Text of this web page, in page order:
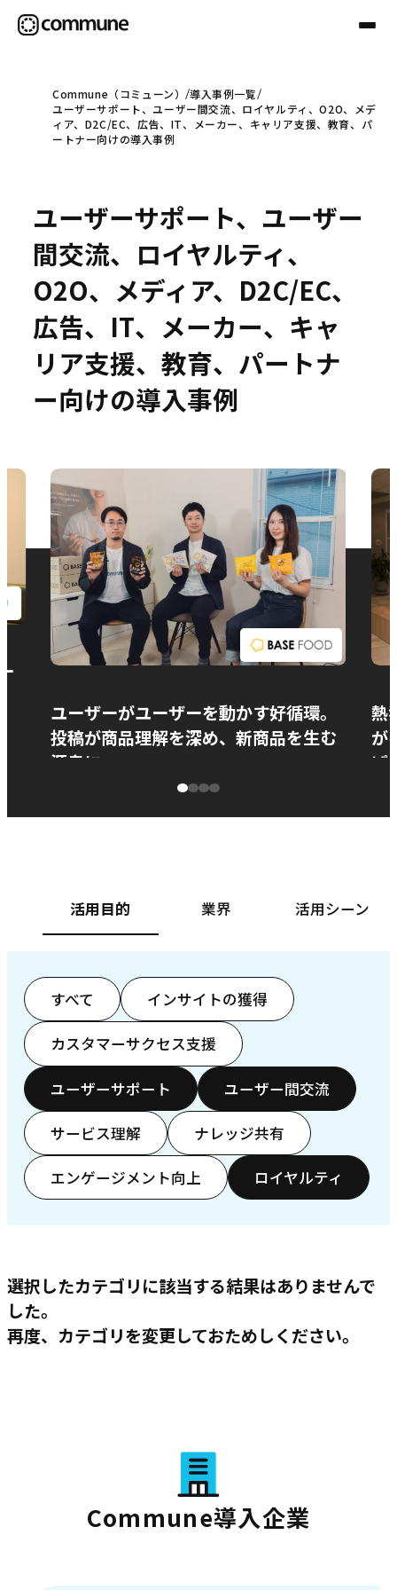
Communeについて
事例
セミナー
お役立ち情報
Commune（コミューン）
導入事例一覧
ユーザーサポート、ユーザー間交流、ロイヤルティ、O2O、メデ
ィア、D2C/EC、広告、IT、メーカー、キャリア支援、教育、パ
ートナー向けの導入事例
ユーザーサポート、ユーザー
間交流、ロイヤルティ、
O2O、メディア、D2C/EC、
広告、IT、メーカー、キャ
リア支援、教育、パートナ
ー向けの導入事例
ユーザーがユーザーを動かす好循環。
投稿が商品理解を深め、新商品を生む
源泉に
熱
が
ぱ
活用目的 業界 活用シーン
すべて インサイトの獲得
カスタマーサクセス支援
ユーザーサポート ユーザー間交流
サービス理解 ナレッジ共有
エンゲージメント向上 ロイヤルティ
選択したカテゴリに該当する結果はありませんで
した。
再度、カテゴリを変更しておためしください。
Commune導入企業